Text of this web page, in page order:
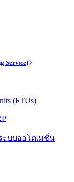
Service)
(RTUs)
ะบบออโตเมชั่น